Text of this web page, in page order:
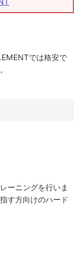
では格安で
ーニングを行いま
す方向けのハード